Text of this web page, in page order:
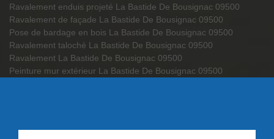
Ravalement enduis projeté La Bastide De Bousignac 09500
Ravalement de façade La Bastide De Bousignac 09500
Pose de bardage en bois La Bastide De Bousignac 09500
Ravalement taloché La Bastide De Bousignac 09500
Ravalement La Bastide De Bousignac 09500
Peinture mur extérieur La Bastide De Bousignac 09500